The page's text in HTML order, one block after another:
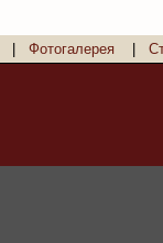
Фотогалерея